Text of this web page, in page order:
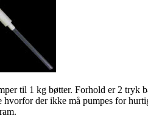
til 1 kg bøtter. Forhold er 2
hvorfor der ikke må pumpes for